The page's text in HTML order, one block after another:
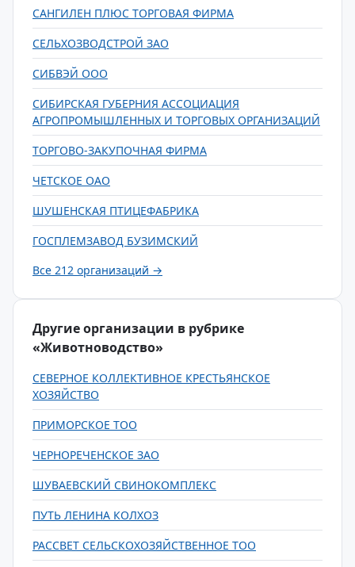
САНГИЛЕН ПЛЮС ТОРГОВАЯ ФИРМА
СЕЛЬХОЗВОДСТРОЙ ЗАО
СИБВЭЙ ООО
СИБИРСКАЯ ГУБЕРНИЯ АССОЦИАЦИЯ
АГРОПРОМЫШЛЕННЫХ И ТОРГОВЫХ ОРГАНИЗАЦИЙ
ТОРГОВО-ЗАКУПОЧНАЯ ФИРМА
ЧЕТСКОЕ ОАО
ШУШЕНСКАЯ ПТИЦЕФАБРИКА
ГОСПЛЕМЗАВОД БУЗИМСКИЙ
Все 212 организаций →
Другие организации в рубрике
«Животноводство»
СЕВЕРНОЕ КОЛЛЕКТИВНОЕ КРЕСТЬЯНСКОЕ
ХОЗЯЙСТВО
ПРИМОРСКОЕ ТОО
ЧЕРНОРЕЧЕНСКОЕ ЗАО
ШУВАЕВСКИЙ СВИНОКОМПЛЕКС
ПУТЬ ЛЕНИНА КОЛХОЗ
РАССВЕТ СЕЛЬСКОХОЗЯЙСТВЕННОЕ ТОО